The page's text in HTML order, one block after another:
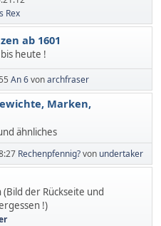
Rex
ab 1601
heute !
An 6vonarchfraser
Marken,
ähnliches
Rechenpfennig?von undertaker
der Rückseite und
!)